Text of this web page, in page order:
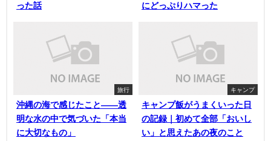
った話
にどっぷりハマった
旅行
沖縄の海で感じたこと——透
明な水の中で気づいた「本当
に大切なもの」
キャンプ
キャンプ飯がうまくいった日
の記録｜初めて全部「おいし
い」と思えたあの夜のこと